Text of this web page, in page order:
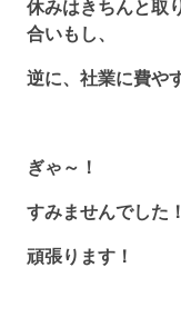
休みはきちんと取
合いもし、
逆に、社業に費や
ぎゃ～！
すみませんでした！
頑張ります！